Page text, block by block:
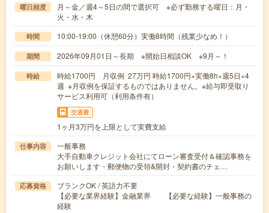
曜日頻度
月～金／週4～5日の間で選択可 ※必ず勤務する曜日：月・
火・水・木
時間 10:00-19:00（休憩60分）実働8時間（残業少なめ！）
期間 2026年09月01日～長期 ※開始日相談OK ※9月～！
時給
時給1700円 月収例 27万円 時給1700円×実働8h×週5日×4
週 ※月収例を保証するものではありません。※給与即受取り
サービス利用可（利用条件有）
交通費
1ヶ月3万円を上限として実費支給
仕事内容
一般事務
大手自動車クレジット会社にてローン審査受付＆確認事務を
お願いします・郵便物の受領&開封・契約書のチェ…
応募資格
ブランクOK / 英語力不要
【必要な業界経験】金融業界 【必要な経験】一般事務の
経験